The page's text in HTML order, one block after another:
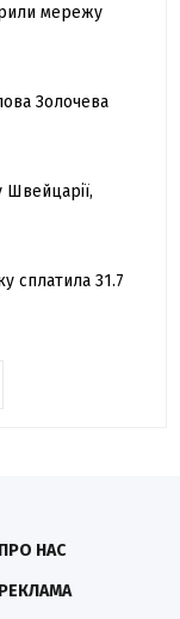
мережу
Золочева
сплатила 31.7
ПРО НАС
РЕКЛАМА